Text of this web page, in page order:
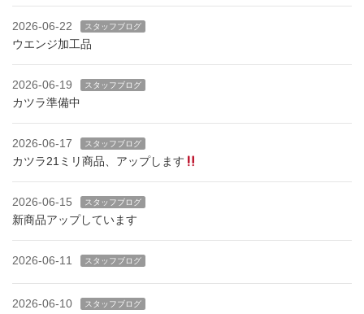
2026-06-22 スタッフブログ
ウエンジ加工品
2026-06-19 スタッフブログ
カツラ準備中
2026-06-17 スタッフブログ
カツラ21ミリ商品、アップします
2026-06-15 スタッフブログ
新商品アップしています
2026-06-11 スタッフブログ
2026-06-10 スタッフブログ